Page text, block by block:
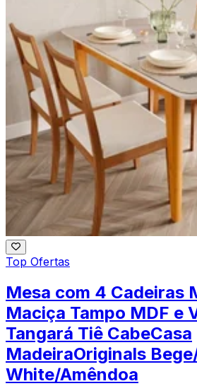
Top Ofertas
Mesa com 4 Cadeiras
Maciça Tampo MDF e
Tangará Tiê CabeCasa
MadeiraOriginals
White/Amêndoa